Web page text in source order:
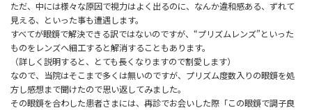
ただ、中には様々な原因で視力はよく出るのに、なんか違和感ある、ずれて
見える、といった事も遭遇します。
すべてが眼鏡で解決できる訳ではないのですが、“プリズムレンズ”といった
ものをレンズへ細工すると解消することもあります。
（詳しく説明すると、とても長くなりますので割愛します）
なので、当院はそこまで多くは無いのですが、プリズム度数入りの眼鏡を処
方し感想まで聞けたので思い返してみました。
その眼鏡を合わした患者さまには、再診でお会いした際「この眼鏡で調子良